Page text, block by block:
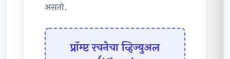
असतो.
प्रॉम्प्ट रचनेचा व्हिज्युअल